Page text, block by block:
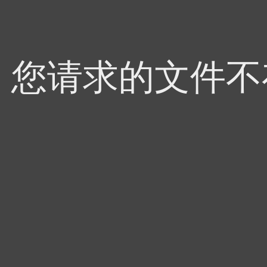
您请求的文件